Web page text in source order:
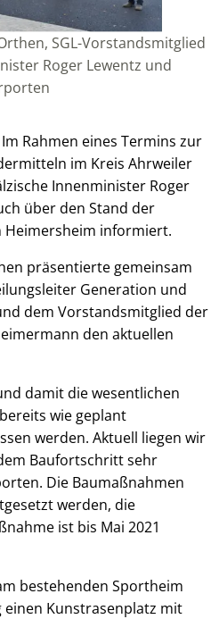
SGL-Vorstandsmitglied
Roger Lewentz und
Rahmen eines Termins zur
im Kreis Ahrweiler
Innenminister Roger
über den Stand der
informiert.
präsentierte gemeinsam
Generation und
dem Vorstandsmitglied der
den aktuellen
damit die wesentlichen
wie geplant
werden. Aktuell liegen wir
Baufortschritt sehr
Die Baumaßnahmen
werden, die
ist bis Mai 2021
bestehenden Sportheim
Kunstrasenplatz mit